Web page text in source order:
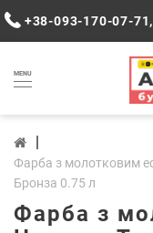
+38-093-170-07-71,
MENU
Фарба з молотковим
Бронза 0.75 л
Фарба з